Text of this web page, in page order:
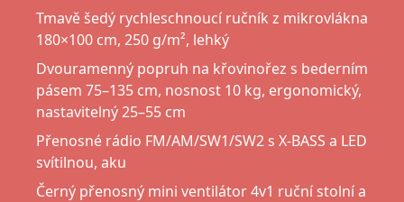
Tmavě šedý rychleschnoucí ručník z mikrovlákna
180×100 cm, 250 g/m², lehký
Dvouramenný popruh na křovinořez s bederním
pásem 75–135 cm, nosnost 10 kg, ergonomický,
nastavitelný 25–55 cm
Přenosné rádio FM/AM/SW1/SW2 s X-BASS a LED
svítilnou, aku
Černý přenosný mini ventilátor 4v1 ruční stolní a